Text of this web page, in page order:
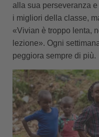
alla sua perseveranza
i migliori della classe,
«Vivian è troppo lenta,
lezione». Ogni
peggiora sempre di più.